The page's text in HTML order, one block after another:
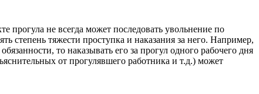
прогула не всегда может последовать увольнение по
степень тяжести проступка и наказания за него. Например,
то наказывать его за прогул одного рабочего дня
от прогулявшего работника и т.д.) может